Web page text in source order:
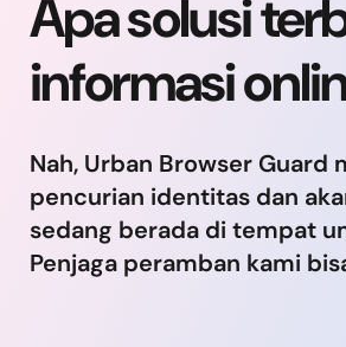
Apa solusi
informasi
Nah, Urban Browser
pencurian identitas dan
sedang berada di tempat
Penjaga peramban kami